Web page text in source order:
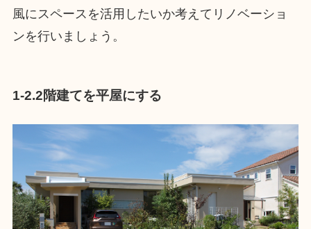
風にスペースを活用したいか考えてリノベーショ
ンを行いましょう。
1-2.2階建てを平屋にする